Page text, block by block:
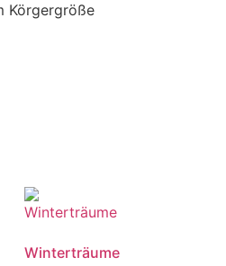
Körgergröße
Winterträume